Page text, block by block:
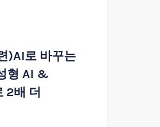
)AI로 바꾸는
형 AI &
2배 더